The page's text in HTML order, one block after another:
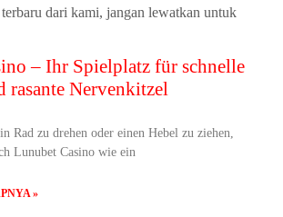
dari kami, jangan lewatkan untuk
– Ihr Spielplatz für schnelle
rasante Nervenkitzel
Rad zu drehen oder einen Hebel zu ziehen,
Lunubet Casino wie ein
»